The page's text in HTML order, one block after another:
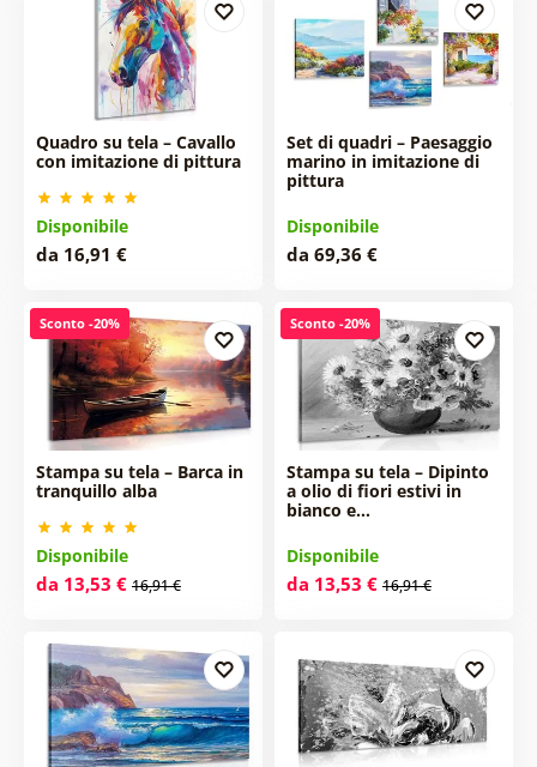
Quadro su tela – Cavallo
con imitazione di pittura
Disponibile
da 16,91 €
Set di quadri – Paesaggio
marino in imitazione di
pittura
Disponibile
da 69,36 €
Sconto -20%
Stampa su tela – Barca in
tranquillo alba
Disponibile
da 13,53 € 16,91 €
Sconto -20%
Stampa su tela – Dipinto
a olio di fiori estivi in
bianco e…
Disponibile
da 13,53 € 16,91 €